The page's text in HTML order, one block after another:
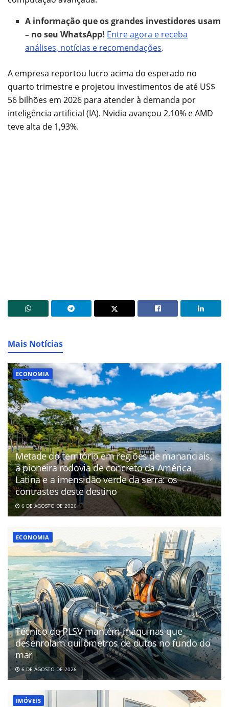
A informação que os grandes investidores usam
– no seu WhatsApp! Entre agora e receba
análises, notícias e recomendações.
A empresa reportou lucro acima do esperado no
quarto trimestre e projetou investimentos de até US$
56 bilhões em 2026 para atender à demanda por
inteligência artificial (IA). Nvidia avançou 2,10% e AMD
teve alta de 1,93%.
Mais Notícias
ECONOMIA
Metade do território em regiões de mananciais,
a pioneira rodovia de concreto da América
Latina e a imensidão verde da serra: os
contrastes deste destino
6 DE AGOSTO DE 2026
ECONOMIA
Técnico de PLSV mantém máquinas que
desenrolam quilômetros de dutos no fundo do
mar
6 DE AGOSTO DE 2026
IMÓVEIS